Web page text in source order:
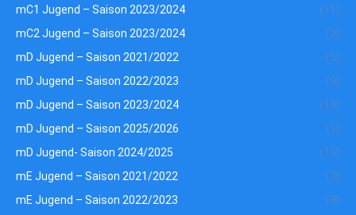
mC1 Jugend – Saison 2023/2024
(11)
mC2 Jugend – Saison 2023/2024
(2)
mD Jugend – Saison 2021/2022
(5)
mD Jugend – Saison 2022/2023
(9)
mD Jugend – Saison 2023/2024
(10)
mD Jugend – Saison 2025/2026
(1)
mD Jugend- Saison 2024/2025
(11)
mE Jugend – Saison 2021/2022
(7)
mE Jugend – Saison 2022/2023
(8)